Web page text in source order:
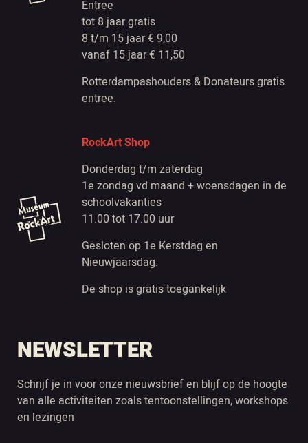
Entree
tot 8 jaar gratis
8 t/m 15 jaar € 9,00
vanaf 15 jaar € 11,50
Rotterdampashouders & Donateurs gratis
entree.
RockArt Shop
Donderdag t/m zaterdag
1e zondag vd maand + woensdagen in de
schoolvakanties
11.00 tot 17.00 uur
Gesloten op 1e Kerstdag en
Nieuwjaarsdag.
De shop is gratis toegankelijk
NEWSLETTER
Schrijf je in voor onze nieuwsbrief en blijf op de hoogte
van alle activiteiten zoals tentoonstellingen, workshops
en lezingen